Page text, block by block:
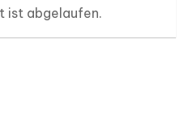
ist abgelaufen.